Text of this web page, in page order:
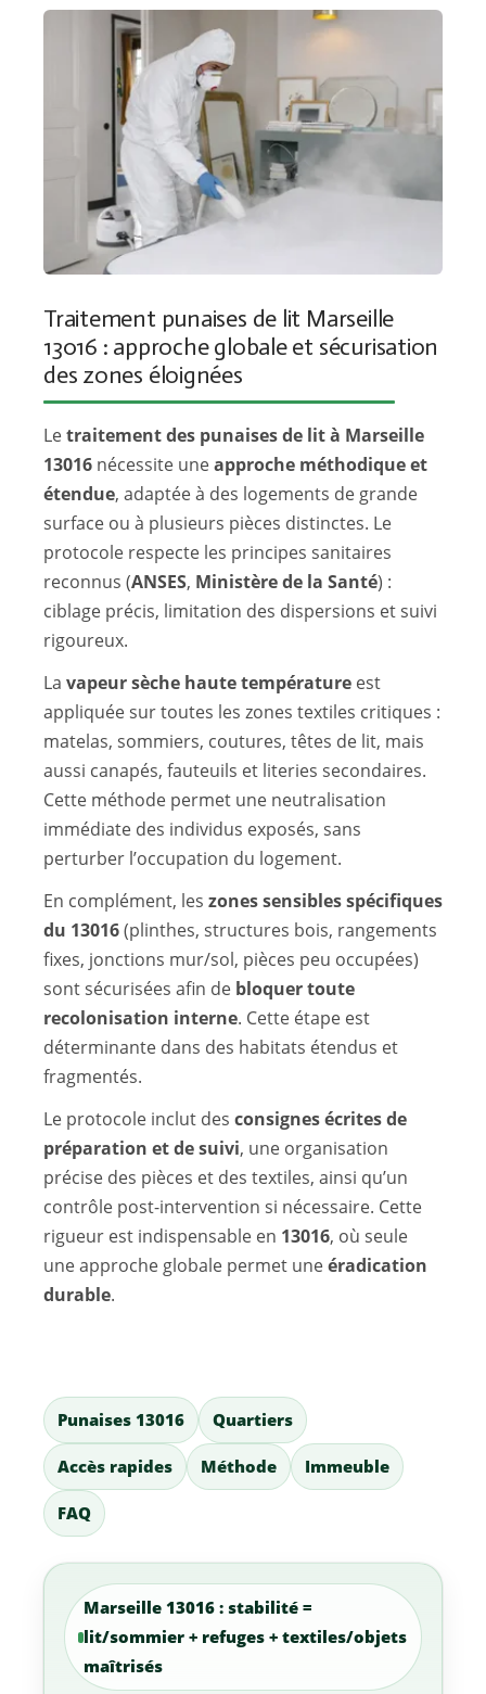
Traitement punaises de lit Marseille
13016 : approche globale et sécurisation
des zones éloignées
Letraitement des punaises de lit à Marseille
13016 nécessite uneapproche méthodique et
étendue, adaptée à des logements de grande
surface ou à plusieurs pièces distinctes. Le
protocole respecte les principes sanitaires
reconnus (ANSES, Ministère de la Santé) :
ciblage précis, limitation des dispersions et suivi
rigoureux.
La vapeur sèche haute température est
appliquée sur toutes les zones textiles critiques :
matelas, sommiers, coutures, têtes de lit, mais
aussi canapés, fauteuils et literies secondaires.
Cette méthode permet une neutralisation
immédiate des individus exposés, sans
perturber l’occupation du logement.
En complément, les zones sensibles spécifiques
du 13016(plinthes, structures bois, rangements
fixes, jonctions mur/sol, pièces peu occupées)
sont sécurisées afin de bloquer toute
recolonisation interne. Cette étape est
déterminante dans des habitats étendus et
fragmentés.
Le protocole inclut des consignes écrites de
préparation et de suivi, une organisation
précise des pièces et des textiles, ainsi qu’un
contrôle post-intervention si nécessaire. Cette
rigueur est indispensable en 13016, où seule
une approche globale permet uneéradication
durable.
Punaises 13016 Quartiers
Accès rapides Méthode Immeuble
FAQ
Marseille 13016 : stabilité =
lit/sommier + refuges + textiles/objets
maîtrisés